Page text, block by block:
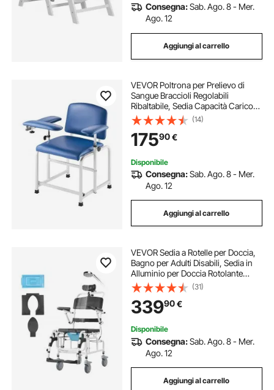
Consegna:Sab. Ago. 8 - Mer.
Ago. 12
Aggiungi al carrello
VEVOR Poltrona per Prelievo di
Sangue Braccioli Regolabili
Ribaltabile, Sedia Capacità Carico
max. 181 kg, Sedia per Flebotomia
per Ospedali, Laboratori Cliniche,
Poltrona per Flebotomia
(14)
17590€
Disponibile
Consegna:Sab. Ago. 8 - Mer.
Ago. 12
Aggiungi al carrello
VEVOR Sedia a Rotelle per Doccia,
Bagno per Adulti Disabili, Sedia in
Alluminio per Doccia Rotolante
Regolabile con Freno Sedia da
Trasporto per Comoda da Doccia
Capacità 136 kg Larghezza 440 mm
(31)
33990€
Disponibile
Consegna:Sab. Ago. 8 - Mer.
Ago. 12
Aggiungi al carrello